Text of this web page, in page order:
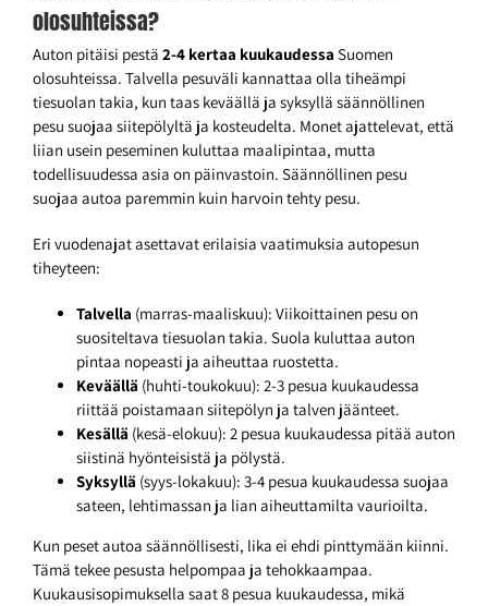
olosuhteissa?
Auton pitäisi pestä 2-4 kertaa kuukaudessa Suomen
olosuhteissa. Talvella pesuväli kannattaa olla tiheämpi
tiesuolan takia, kun taas keväällä ja syksyllä säännöllinen
pesu suojaa siitepölyltä ja kosteudelta. Monet ajattelevat, että
liian usein peseminen kuluttaa maalipintaa, mutta
todellisuudessa asia on päinvastoin. Säännöllinen pesu
suojaa autoa paremmin kuin harvoin tehty pesu.
Eri vuodenajat asettavat erilaisia vaatimuksia autopesun
tiheyteen:
Talvella (marras-maaliskuu): Viikoittainen pesu on
suositeltava tiesuolan takia. Suola kuluttaa auton
pintaa nopeasti ja aiheuttaa ruostetta.
Keväällä (huhti-toukokuu): 2-3 pesua kuukaudessa
riittää poistamaan siitepölyn ja talven jäänteet.
Kesällä (kesä-elokuu): 2 pesua kuukaudessa pitää auton
siistinä hyönteisistä ja pölystä.
Syksyllä (syys-lokakuu): 3-4 pesua kuukaudessa suojaa
sateen, lehtimassan ja lian aiheuttamilta vaurioilta.
Kun peset autoa säännöllisesti, lika ei ehdi pinttymään kiinni.
Tämä tekee pesusta helpompaa ja tehokkaampaa.
Kuukausisopimuksella saat 8 pesua kuukaudessa, mikä